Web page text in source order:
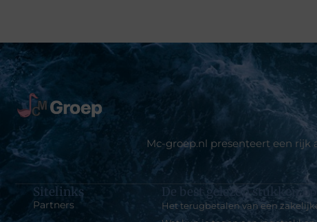
Mc-groep.nl presenteert een rijk
Sitelinks
Partners
De best gelezen stukken op
Het terugbetalen van een